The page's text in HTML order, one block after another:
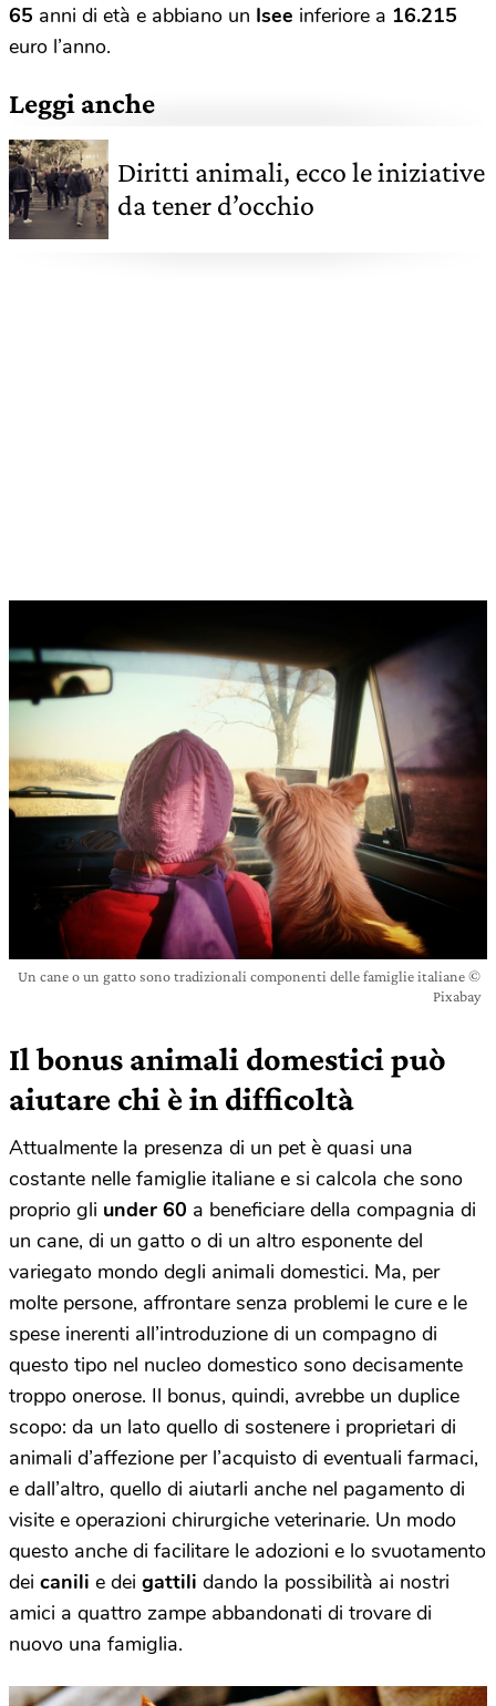
65 anni di età e abbiano un Isee inferiore a 16.215
euro l’anno.
Leggi anche
Diritti animali, ecco le iniziative
da tener d’occhio
Un cane o un gatto sono tradizionali componenti delle famiglie italiane ©
Pixabay
Il bonus animali domestici può
aiutare chi è in difficoltà
Attualmente la presenza di un pet è quasi una
costante nelle famiglie italiane e si calcola che sono
proprio gli under 60 a beneficiare della compagnia di
un cane, di un gatto o di un altro esponente del
variegato mondo degli animali domestici. Ma, per
molte persone, affrontare senza problemi le cure e le
spese inerenti all’introduzione di un compagno di
questo tipo nel nucleo domestico sono decisamente
troppo onerose. Il bonus, quindi, avrebbe un duplice
scopo: da un lato quello di sostenere i proprietari di
animali d’affezione per l’acquisto di eventuali farmaci,
e dall’altro, quello di aiutarli anche nel pagamento di
visite e operazioni chirurgiche veterinarie. Un modo
questo anche di facilitare le adozioni e lo svuotamento
dei canili e dei gattili dando la possibilità ai nostri
amici a quattro zampe abbandonati di trovare di
nuovo una famiglia.